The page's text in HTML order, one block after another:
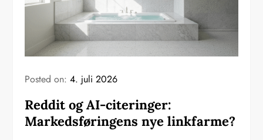
Posted on:4. juli 2026
Reddit og AI-citeringer:
Markedsføringens nye linkfarme?